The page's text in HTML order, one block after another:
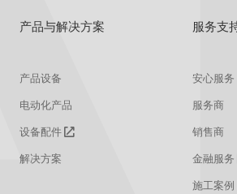
产品与解决方案
产品设备
电动化产品
设备配件
解决方案
服务支
安心服务
服务商
销售商
金融服务
施工案例